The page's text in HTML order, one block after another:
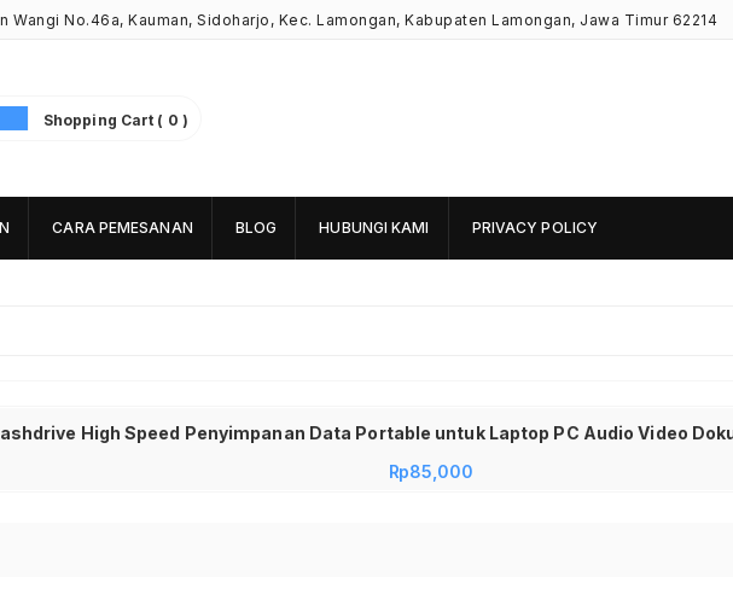
Wangi No.46a, Kauman, Sidoharjo, Kec. Lamongan, Kabupaten Lamongan, Jawa Timur 62214
Shopping Cart ( 0 )
CARA PEMESANAN BLOG HUBUNGI KAMI PRIVACY POLICY
Rp85,000